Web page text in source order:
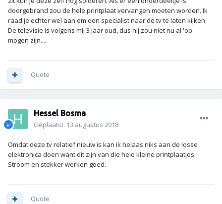
doorgebrand zou de hele printplaat vervangen moeten worden. Ik
raad je echter wel aan om een specialist naar de tv te laten kijken.
De televisie is volgens mij 3 jaar oud, dus hij zou niet nu al 'op'
mogen zijn....
Quote
Hessel Bosma
Geplaatst: 13 augustus 2018
Omdat deze tv relatief nieuw is kan ik helaas niks aan de losse
elektronica doen want dit zijn van die hele kleine printplaatjes.
Stroom en stekker werken goed.
Quote